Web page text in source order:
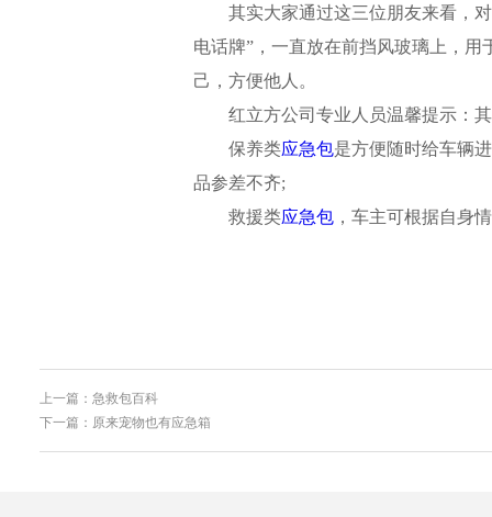
其实大家通过这三位朋友来看，
电话牌”，一直放在前挡风玻璃上，
己，方便他人。
红立方公司专业人员温馨提示 ：
保养类应急包是方便随时给车辆
品参差不齐;
救援类应急包 ，车主可根据自身
上一篇：急救包百科
下一篇：原来宠物也有应急箱